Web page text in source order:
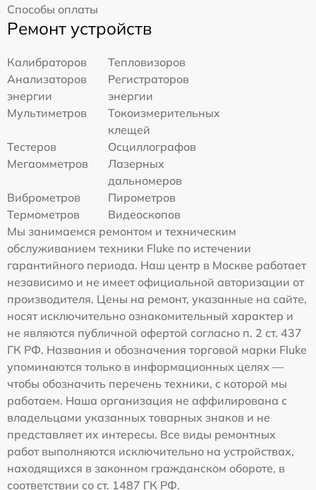
Способы оплаты
Ремонт устройств
Калибраторов
Тепловизоров
Анализаторов
энергии
Регистраторов
энергии
Мультиметров
Токоизмерительных
клещей
Тестеров
Осциллографов
Мегаомметров
Лазерных
дальномеров
Виброметров
Пирометров
Термометров
Видеоскопов
Мы занимаемся ремонтом и техническим
обслуживанием техники Fluke по истечении
гарантийного периода. Наш центр в Москве работает
независимо и не имеет официальной авторизации от
производителя. Цены на ремонт, указанные на сайте,
носят исключительно ознакомительный характер и
не являются публичной офертой согласно п. 2 ст. 437
ГК РФ. Названия и обозначения торговой марки Fluke
упоминаются только в информационных целях —
чтобы обозначить перечень техники, с которой мы
работаем. Наша организация не аффилирована с
владельцами указанных товарных знаков и не
представляет их интересы. Все виды ремонтных
работ выполняются исключительно на устройствах,
находящихся в законном гражданском обороте, в
соответствии со ст. 1487 ГК РФ.